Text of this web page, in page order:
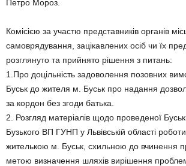
Петро Мороз.
Комісією за участю представників органів
самоврядування, зацікавлених осіб чи їх
розглянуто та прийнято рішення з питань:
1.Про доцільність задоволення позовних
Буськ до жителя м. Буськ про надання
за кордон без згоди батька.
2. Розгляд матеріалів щодо проведеної
Бузького ВП ГУНП у Львівській області
жителькою м. Буськ, схильною до вчинення
метою визначення шляхів вирішення проблем